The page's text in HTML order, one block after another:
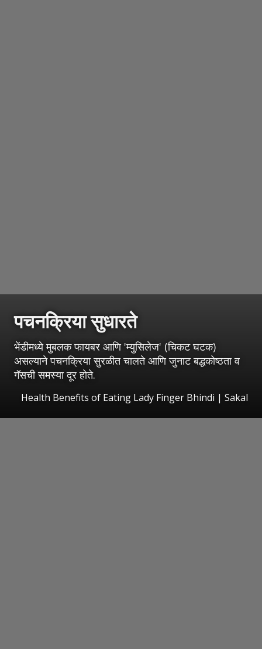
पचनक्रिया सुधारते
भेंडीमध्ये मुबलक फायबर आणि 'म्युसिलेज' (चिकट घटक)
असल्याने पचनक्रिया सुरळीत चालते आणि जुनाट बद्धकोष्ठता व
गॅसची समस्या दूर होते.
Health Benefits of Eating Lady Finger Bhindi | Sakal